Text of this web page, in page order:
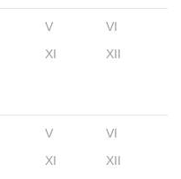
V
VI
XI XII
V
VI
XI XII